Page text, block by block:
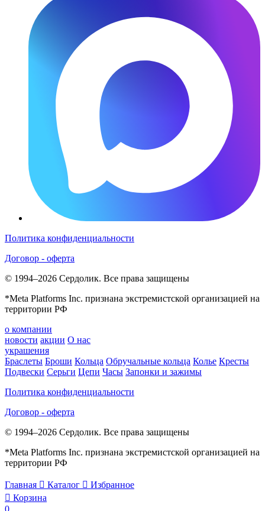
Политика конфиденциальности
Договор - оферта
© 1994–2026 Сердолик. Все права защищены
*Meta Platforms Inc. признана экстремистской организацией на
территории РФ
о компании
новости акции О нас
украшения
Браслеты Броши Кольца Обручальные кольца Колье Кресты
Подвески Серьги Цепи Часы Запонки и зажимы
Политика конфиденциальности
Договор - оферта
© 1994–2026 Сердолик. Все права защищены
*Meta Platforms Inc. признана экстремистской организацией на
территории РФ
Главная  Каталог  Избранное
 Корзина